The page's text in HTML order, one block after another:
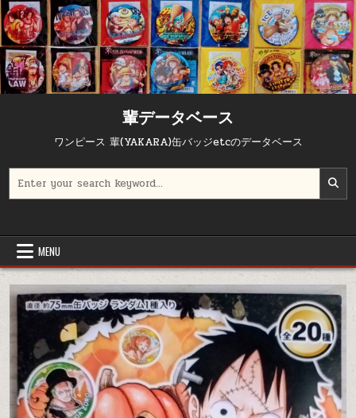
輩データベース
ワンピース 輩(YAKARA)缶バッジetcのデータベース
MENU